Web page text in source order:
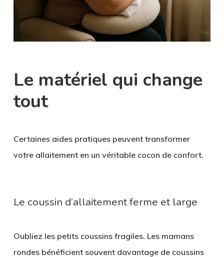
Le matériel qui change
tout
Certaines aides pratiques peuvent transformer
votre allaitement en un véritable cocon de confort.
Le coussin d’allaitement ferme et large
Oubliez les petits coussins fragiles. Les mamans
rondes bénéficient souvent davantage de coussins